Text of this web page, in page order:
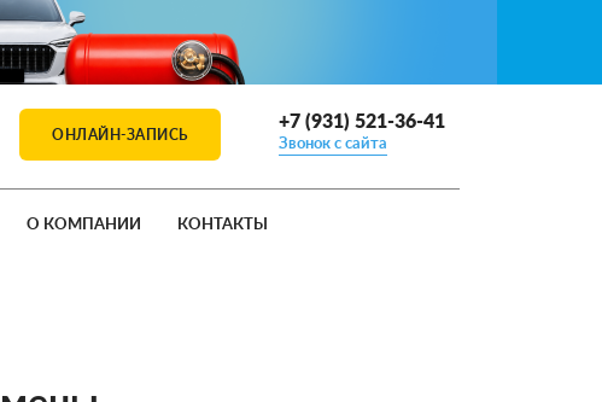
ОНЛАЙН-ЗАПИСЬ
+7 (931) 521-36-41
Звонок с сайта
О КОМПАНИИ КОНТАКТЫ